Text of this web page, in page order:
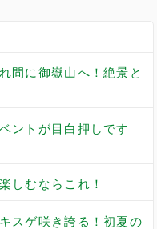
間に御嶽山へ！絶景と
ントが目白押しです
しむならこれ！
スゲ咲き誇る！初夏の